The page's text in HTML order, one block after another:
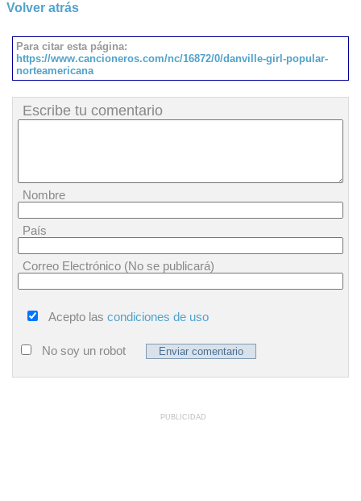
Volver atrás
Para citar esta página:
https://www.cancioneros.com/nc/16872/0/danville-girl-popular-
norteamericana
Escribe tu comentario
Nombre
País
Correo Electrónico (No se publicará)
Acepto las condiciones de uso
No soy un robot
PUBLICIDAD